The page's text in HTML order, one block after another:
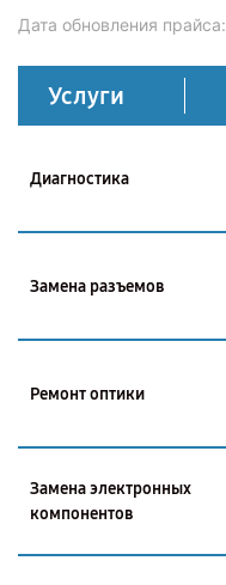
Дата обновления прайса:
Услуги
Диагностика
Замена разъемов
Ремонт оптики
Замена электронных
компонентов